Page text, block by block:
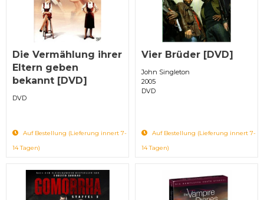
Die Vermählung ihrer
Eltern geben
bekannt [DVD]
DVD
Auf Bestellung (Lieferung innert 7-
14 Tagen)
Vier Brüder [DVD]
John Singleton
2005
DVD
Auf Bestellung (Lieferung innert 7-
14 Tagen)